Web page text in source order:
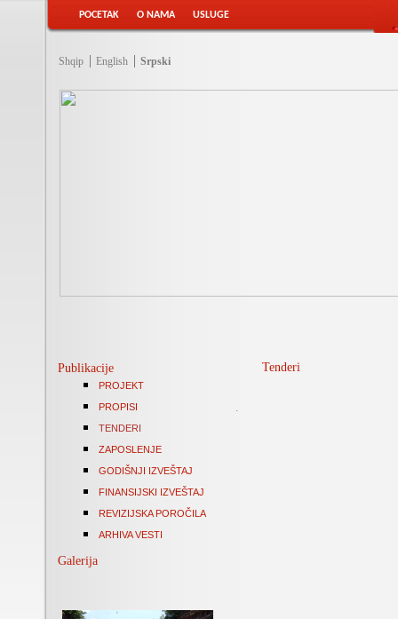
POCETAK O NAMA USLUGE
Shqip English Srpski
Publikacije
PROJEKT
PROPISI
TENDERI
ZAPOSLENJE
GODIŠNJI IZVEŠTAJ
FINANSIJSKI IZVEŠTAJ
REVIZIJSKA POROČILA
ARHIVA VESTI
Galerija
Tenderi
.